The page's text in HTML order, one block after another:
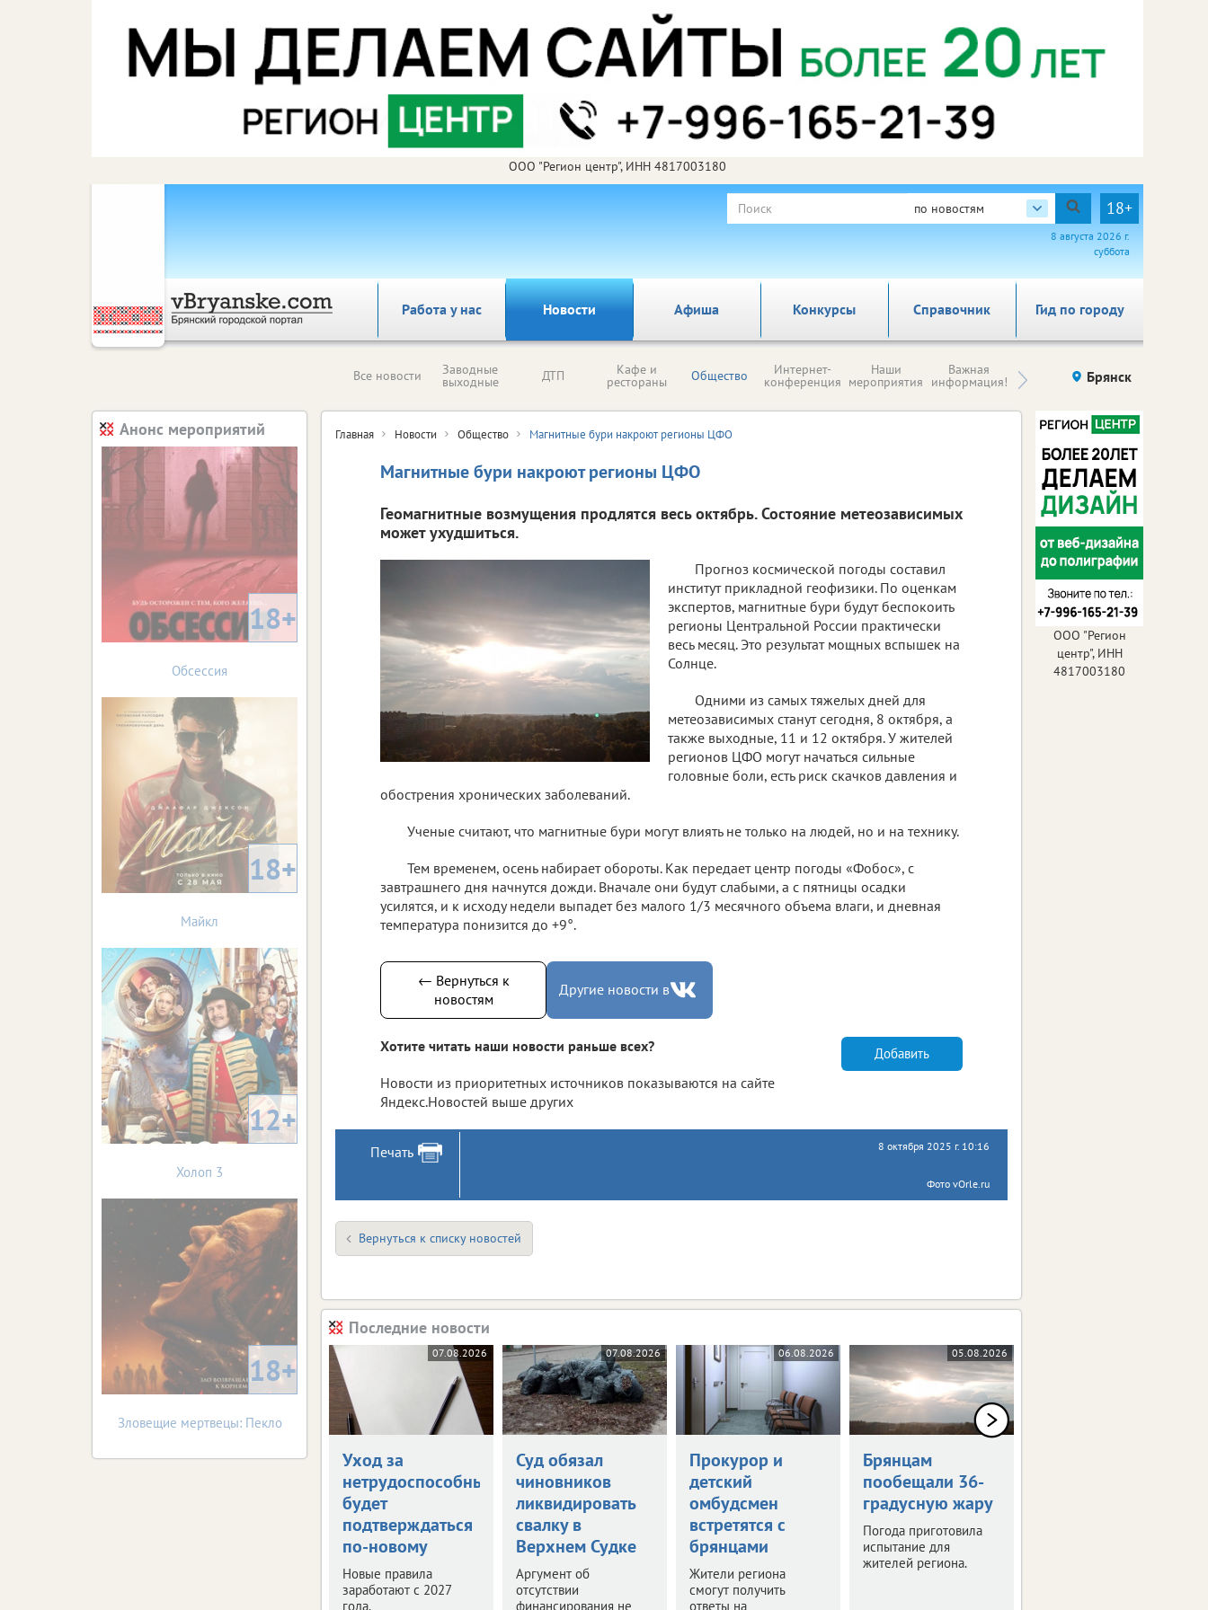
ООО "Регион центр", ИНН 4817003180
по новостям 18+
8 августа 2026 г.
суббота
Работа у нас Новости Афиша Справочник Гид по городу
Конкурсы
Все новости Заводные
выходные ДТП Кафе и
рестораны Общество Интернет-
конференция
Наши
мероприятия
Важная
информация! Происшествия Здоровье
Брянск
Главная Новости Общество Магнитные бури накроют регионы ЦФО
Магнитные бури накроют регионы ЦФО
Геомагнитные возмущения продлятся весь октябрь. Состояние метеозависимых
может ухудшиться.
Прогноз космической погоды составил
институт прикладной геофизики. По оценкам
экспертов, магнитные бури будут беспокоить
регионы Центральной России практически
весь месяц. Это результат мощных вспышек на
Солнце.
Одними из самых тяжелых дней для
метеозависимых станут сегодня, 8 октября, а
также выходные, 11 и 12 октября. У жителей
регионов ЦФО могут начаться сильные
головные боли, есть риск скачков давления и
обострения хронических заболеваний.
Ученые считают, что магнитные бури могут влиять не только на людей, но и на технику.
Тем временем, осень набирает обороты. Как передает центр погоды «Фобос», с
завтрашнего дня начнутся дожди. Вначале они будут слабыми, а с пятницы осадки
усилятся, и к исходу недели выпадет без малого 1/3 месячного объема влаги, и дневная
температура понизится до +9°.
← Вернуться к
новостям
Другие новости в
Хотите читать наши новости раньше всех?
Новости из приоритетных источников показываются на сайте
Яндекс.Новостей выше других
Добавить
Печать 8 октября 2025 г. 10:16
Фото vOrle.ru
Вернуться к списку новостей
Последние новости
07.08.2026
Уход за
нетрудоспособными
будет
подтверждаться
по-новому
Новые правила
заработают с 2027
года.
07.08.2026
Суд обязал
чиновников
ликвидировать
свалку в
Верхнем Судке
Аргумент об
отсутствии
финансирования не
06.08.2026
Прокурор и
детский
омбудсмен
встретятся с
брянцами
Жители региона
смогут получить
ответы на
05.08.2026
Брянцам
пообещали 36-
градусную жару
Погода приготовила
испытание для
жителей региона.
Анонс мероприятий
18+
Обсессия
18+
Майкл
12+
Холоп 3
18+
Зловещие мертвецы: Пекло
ООО "Регион
центр", ИНН
4817003180